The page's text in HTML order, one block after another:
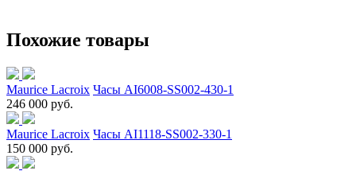
Похожие товары
Maurice Lacroix Часы AI6008-SS002-430-1
246 000 руб.
Maurice Lacroix Часы AI1118-SS002-330-1
150 000 руб.